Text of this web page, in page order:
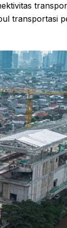
transportasi